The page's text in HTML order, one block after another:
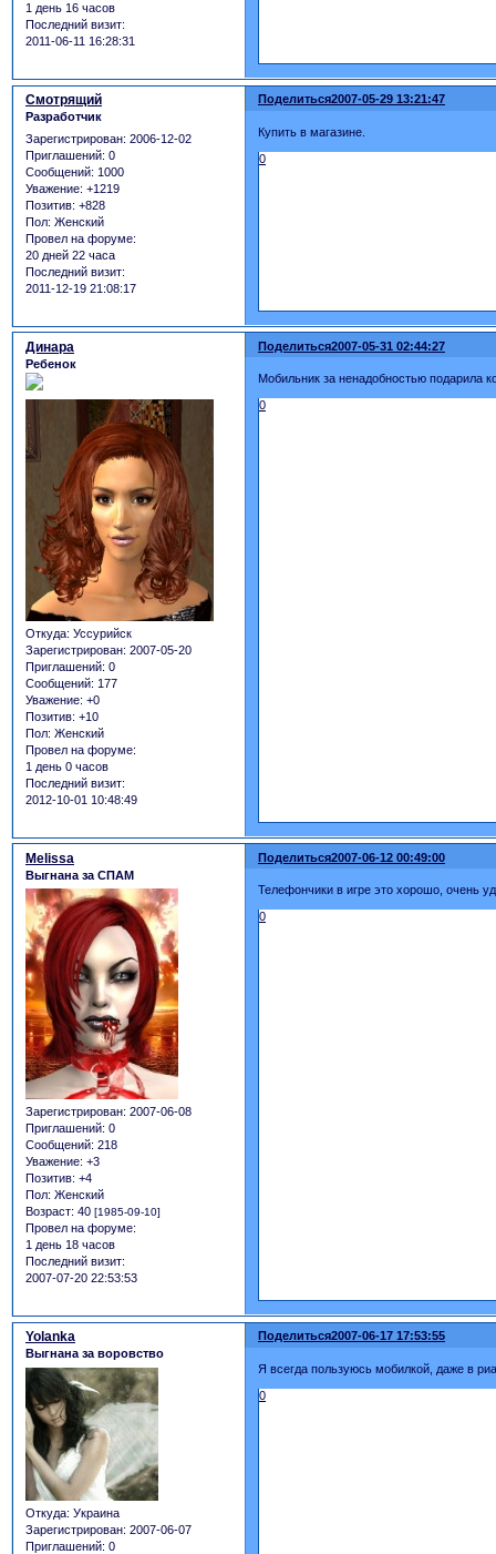
1 день 16 часов
Последний визит:
2011-06-11 16:28:31
Поделиться2007-05-29 13:21:47
Смотрящий
Разработчик
Зарегистрирован: 2006-12-02
Приглашений: 0
Сообщений: 1000
Уважение: +1219
Позитив: +828
Пол: Женский
Провел на форуме:
20 дней 22 часа
Последний визит:
2011-12-19 21:08:17
Купить в магазине.
0
Поделиться2007-05-31 02:44:27
Динара
Ребенок
Откуда: Уссурийск
Зарегистрирован: 2007-05-20
Приглашений: 0
Сообщений: 177
Уважение: +0
Позитив: +10
Пол: Женский
Провел на форуме:
1 день 0 часов
Последний визит:
2012-10-01 10:48:49
Мобильник за ненадобностью подарила
0
Поделиться2007-06-12 00:49:00
Melissa
Выгнана за СПАМ
Зарегистрирован: 2007-06-08
Приглашений: 0
Сообщений: 218
Уважение: +3
Позитив: +4
Пол: Женский
Возраст: 40 [1985-09-10]
Провел на форуме:
1 день 18 часов
Последний визит:
2007-07-20 22:53:53
Телефончики в игре это хорошо, очень
0
Поделиться2007-06-17 17:53:55
Yolanka
Выгнана за воровство
Откуда: Украина
Зарегистрирован: 2007-06-07
Приглашений: 0
Я всегда пользуюсь мобилкой, даже в
0